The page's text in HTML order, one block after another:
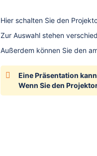
Hier schalten Sie den
Zur Auswahl stehen
Außerdem können Sie den
Eine Präsentation
Wenn Sie den